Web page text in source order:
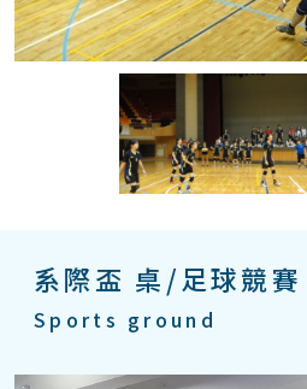
系際盃 桌/足球競賽
Sports ground